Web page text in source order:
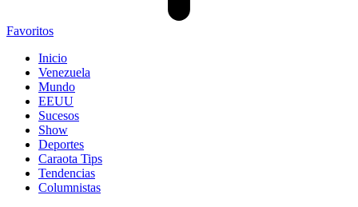
Favoritos
Inicio
Venezuela
Mundo
EEUU
Sucesos
Show
Deportes
Caraota Tips
Tendencias
Columnistas